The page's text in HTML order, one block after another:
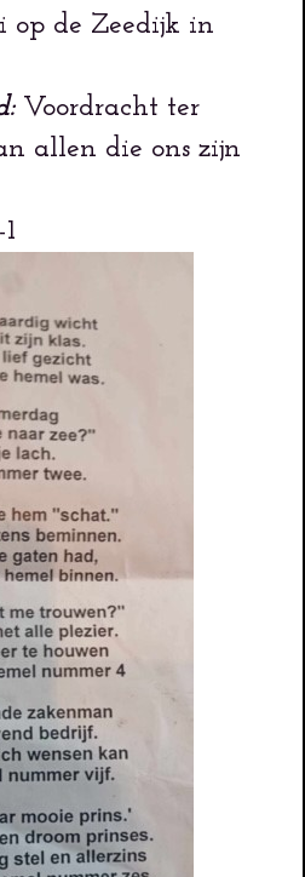
de Zeedijk in
Voordracht ter
allen die ons zijn